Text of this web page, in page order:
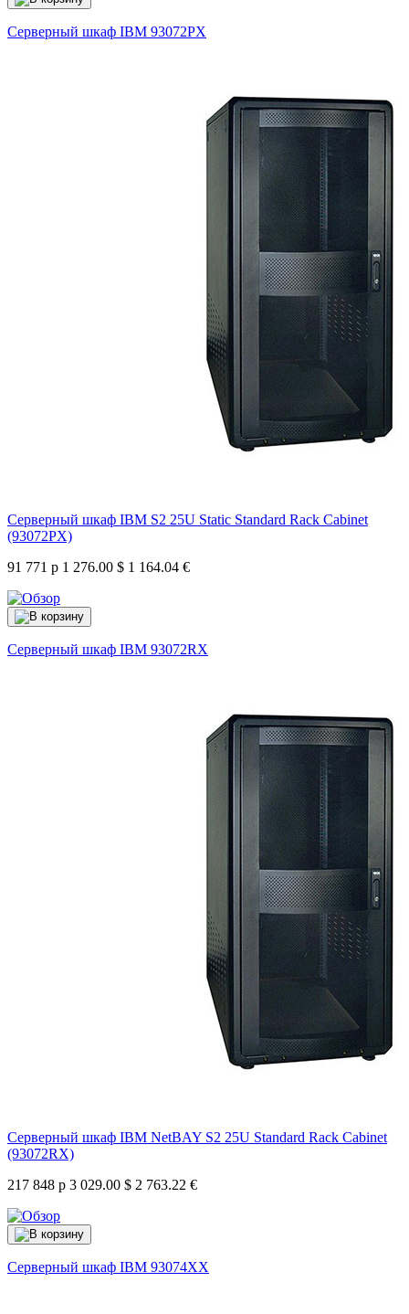
Серверный шкаф IBM 93072PX
Серверный шкаф IBM S2 25U Static Standard Rack Cabinet
(93072PX)
91 771 р 1 276.00 $ 1 164.04 €
Серверный шкаф IBM 93072RX
Серверный шкаф IBM NetBAY S2 25U Standard Rack Cabinet
(93072RX)
217 848 р 3 029.00 $ 2 763.22 €
Серверный шкаф IBM 93074XX